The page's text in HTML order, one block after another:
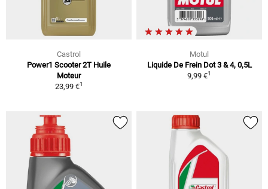
Castrol
Power1 Scooter 2T Huile
Moteur
23,99 €1
Motul
Liquide De Frein Dot 3 & 4, 0,5L
9,99 €1